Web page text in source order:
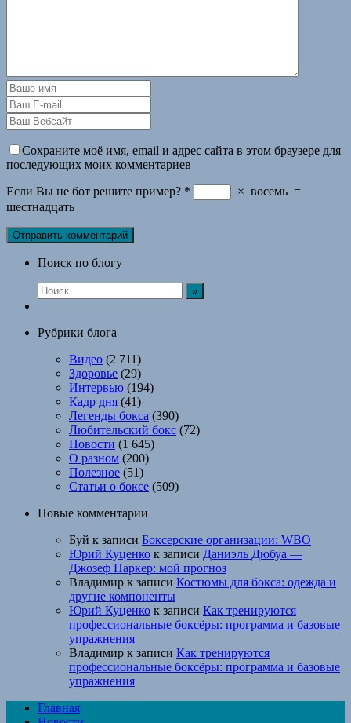
Сохраните моё имя, email и адрес сайта в этом браузере для
последующих моих комментариев
Если Вы не бот решите пример? * × восемь =
шестнадцать
Поиск по блогу
Рубрики блога
Видео (2 711)
Здоровье (29)
Интервью (194)
Кадр дня (41)
Легенды бокса (390)
Любительский бокс (72)
Новости (1 645)
О разном (200)
Полезное (51)
Статьи о боксе (509)
Новые комментарии
Буй к записи Боксерские организации: WBO
Юрий Куценко к записи Даниэль Дюбуа —
Джозеф Паркер: мой прогноз
Владимир к записи Костюмы для бокса: одежда и
другие компоненты
Юрий Куценко к записи Как тренируются
профессиональные боксёры: программа и базовые
упражнения
Владимир к записи Как тренируются
профессиональные боксёры: программа и базовые
упражнения
Главная